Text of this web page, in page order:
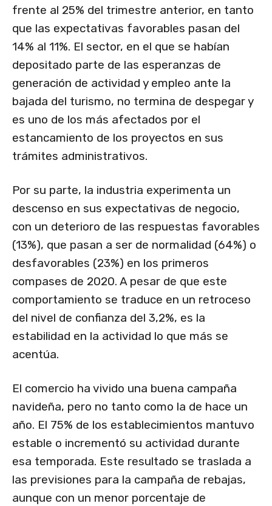
frente al 25% del trimestre anterior, en tanto
que las expectativas favorables pasan del
14% al 11%. El sector, en el que se habían
depositado parte de las esperanzas de
generación de actividad y empleo ante la
bajada del turismo, no termina de despegar y
es uno de los más afectados por el
estancamiento de los proyectos en sus
trámites administrativos.
Por su parte, la industria experimenta un
descenso en sus expectativas de negocio,
con un deterioro de las respuestas favorables
(13%), que pasan a ser de normalidad (64%) o
desfavorables (23%) en los primeros
compases de 2020. A pesar de que este
comportamiento se traduce en un retroceso
del nivel de confianza del 3,2%, es la
estabilidad en la actividad lo que más se
acentúa.
El comercio ha vivido una buena campaña
navideña, pero no tanto como la de hace un
año. El 75% de los establecimientos mantuvo
estable o incrementó su actividad durante
esa temporada. Este resultado se traslada a
las previsiones para la campaña de rebajas,
aunque con un menor porcentaje de